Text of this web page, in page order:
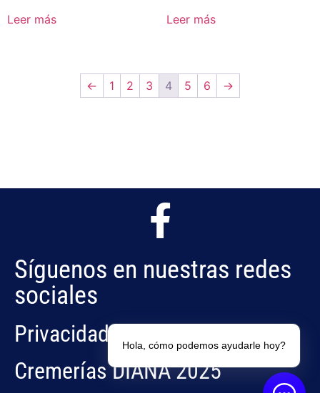
Leer más Leer más
← 1 2 3 4 5 6 →
Síguenos en nuestras redes
sociales
Privacidad
Cremerías DIANA 2025
Hola, cómo podemos ayudarle hoy?